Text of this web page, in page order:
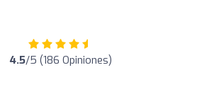
4.5/5 (186 Opiniones)